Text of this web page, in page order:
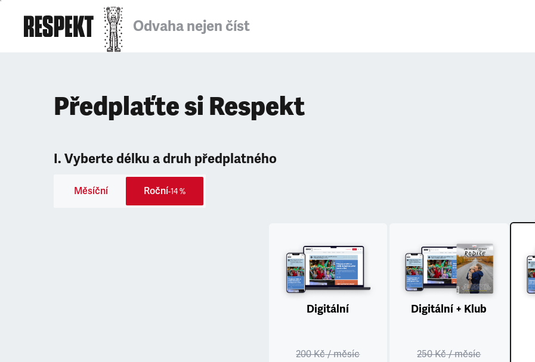
Odvaha nejen číst
Předplaťte si Respekt
I. Vyberte délku a druh předplatného
Měsíční Roční-14 %
Digitální
200 Kč/ měsíc
Digitální + Klub
250 Kč/ měsíc